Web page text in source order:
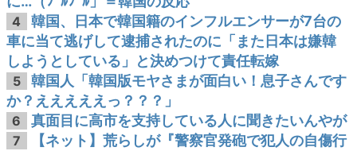
4
韓国、日本で韓国籍のインフルエンサーが7台の
車に当て逃げして逮捕されたのに「また日本は嫌韓
しようとしている」と決めつけて責任転嫁
5
韓国人「韓国版モヤさまが面白い！息子さんです
か？えええええっ？？？」
6 真面目に高市を支持している人に聞きたいんやが
7
【ネット】荒らしが『警察官発砲で犯人の自傷行